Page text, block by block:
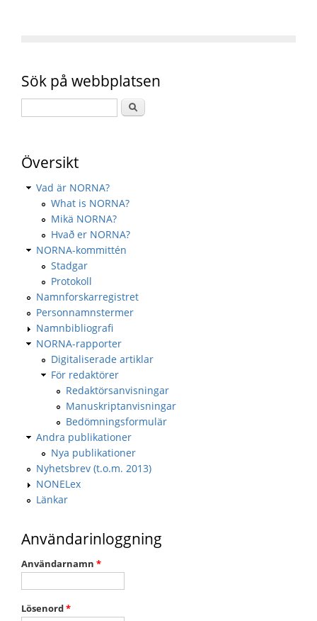
Sök på webbplatsen
Översikt
Vad är NORNA?
What is NORNA?
Mikä NORNA?
Hvað er NORNA?
NORNA-kommittén
Stadgar
Protokoll
Namnforskarregistret
Personnamnstermer
Namnbibliografi
NORNA-rapporter
Digitaliserade artiklar
För redaktörer
Redaktörsanvisningar
Manuskriptanvisningar
Bedömningsformulär
Andra publikationer
Nya publikationer
Nyhetsbrev (t.o.m. 2013)
NONELex
Länkar
Användarinloggning
Användarnamn *
Lösenord*